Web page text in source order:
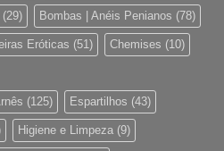
(29) Bombas | Anéis Penianos (78)
Eróticas (51) Chemises (10)
(125) Espartilhos (43)
Higiene e Limpeza (9)